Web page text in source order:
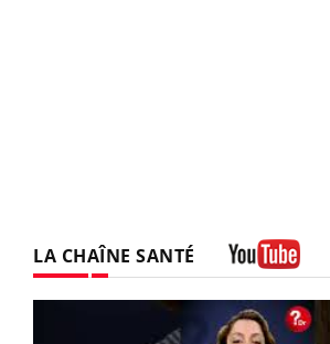
LA CHAÎNE SANTÉ